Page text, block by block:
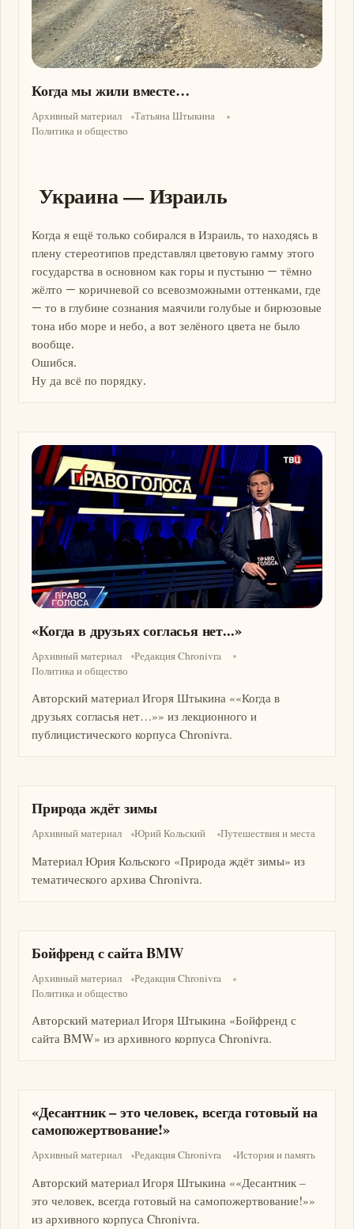
Когда мы жили вместе…
Архивный материал
Татьяна Штыкина
Политика и общество
Украина — Израиль
Когда я ещё только собирался в Израиль, то находясь в
плену стереотипов представлял цветовую гамму этого
государства в основном как горы и пустыню — тёмно
жёлто — коричневой со всевозможными оттенками, где
— то в глубине сознания маячили голубые и бирюзовые
тона ибо море и небо, а вот зелёного цвета не было
вообще.
Ошибся.
Ну да всё по порядку.
Изображение
«Когда в друзьях согласья нет...»
Архивный материал
Редакция Chronivra
Политика и общество
Авторский материал Игоря Штыкина ««Когда в
друзьях согласья нет…»» из лекционного и
публицистического корпуса Chronivra.
Природа ждёт зимы
Архивный материал Юрий Кольский Путешествия и места
Материал Юрия Кольского «Природа ждёт зимы» из
тематического архива Chronivra.
Бойфренд с сайта BMW
Архивный материал
Редакция Chronivra
Политика и общество
Авторский материал Игоря Штыкина «Бойфренд с
сайта BMW» из архивного корпуса Chronivra.
«Десантник – это человек, всегда готовый на
самопожертвование!»
Архивный материал Редакция Chronivra История и память
Авторский материал Игоря Штыкина ««Десантник –
это человек, всегда готовый на самопожертвование!»»
из архивного корпуса Chronivra.